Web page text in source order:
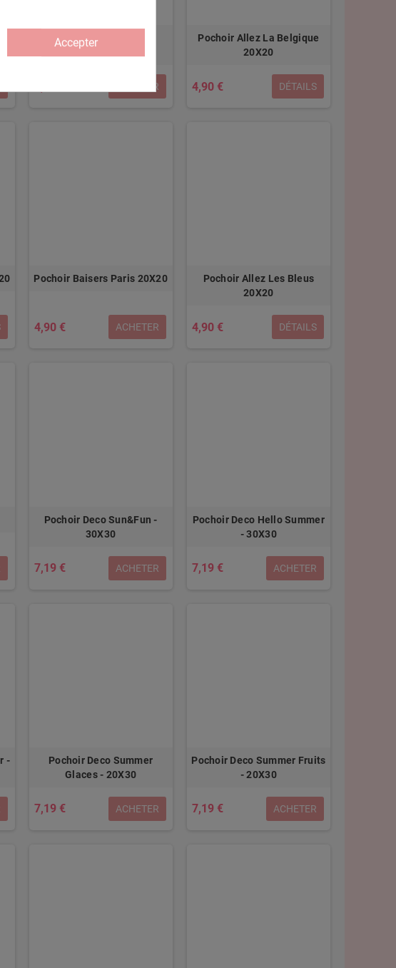
Pochoir Halloween Boo
ACHETER
Pochoir Allez La Belgique
20X20
4,90 € DÉTAILS
Pochoir Baisers Paris 20X20
4,90 € ACHETER
Pochoir Allez Les Bleus
20X20
4,90 € DÉTAILS
Pochoir Deco Sun&Fun -
30X30
7,19 € ACHETER
Pochoir Deco Hello Summer
- 30X30
7,19 € ACHETER
-
Pochoir Deco Summer
Glaces - 20X30
7,19 € ACHETER
Pochoir Deco Summer Fruits
- 20X30
7,19 € ACHETER
Accepter